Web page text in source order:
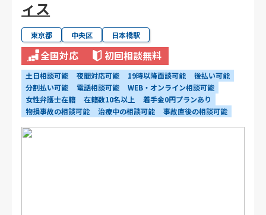
ィス
東京都 中央区 日本橋駅
全国対応 初回相談無料
土日相談可能 夜間対応可能 19時以降面談可能
後払い可能
分割払い可能
電話相談可能
WEB・オンライン相談可能
女性弁護士在籍
在籍数10名以上
着手金0円プランあり
物損事故の相談可能
治療中の相談可能 事故直後の相談可能